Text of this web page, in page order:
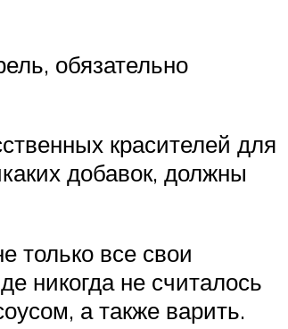
обязательно
красителей для
добавок, должны
только все свои
никогда не считалось
а также варить.